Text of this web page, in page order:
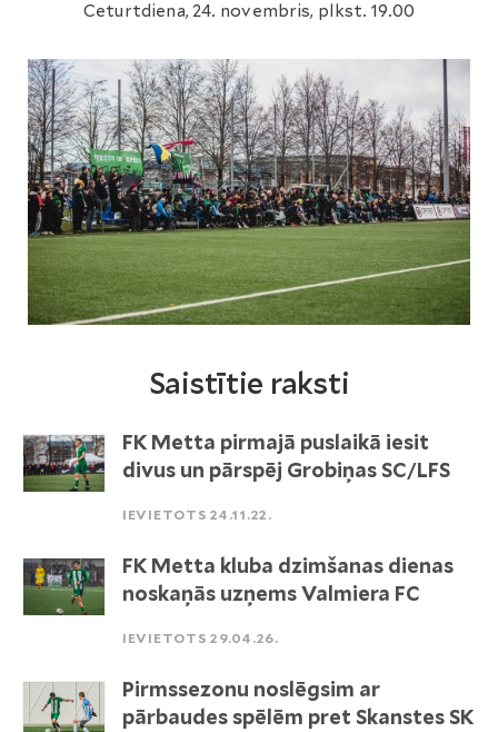
Ceturtdiena, 24. novembris, plkst. 19.00
Saistītie raksti
FK Metta pirmajā puslaikā iesit
divus un pārspēj Grobiņas SC/LFS
IEVIETOTS 24.11.22.
FK Metta kluba dzimšanas dienas
noskaņās uzņems Valmiera FC
IEVIETOTS 29.04.26.
Pirmssezonu noslēgsim ar
pārbaudes spēlēm pret Skanstes SK